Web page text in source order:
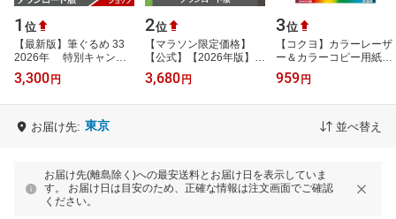
1 位
【最新版】筆ぐるめ 33
2026年 特別キャンペ
ーン版 【ダウンロード
版】 DL_SNR
3,300 円
2位
【マラソン限定価格】
【公式】【2026年版】筆
まめ アップグレード・乗
換版 【ダウンロード版】
3,680 円
3位
【コクヨ】カラーレーザ
ー＆カラーコピー用紙厚
紙用紙 LBP-F31 A4100
枚
959 円
お届け先: 東京 並べ替え
お届け先(離島除く)への最安送料とお届け日を表示していま
す。 お届け日は目安のため、正確な情報は注文画面でご確認
ください。